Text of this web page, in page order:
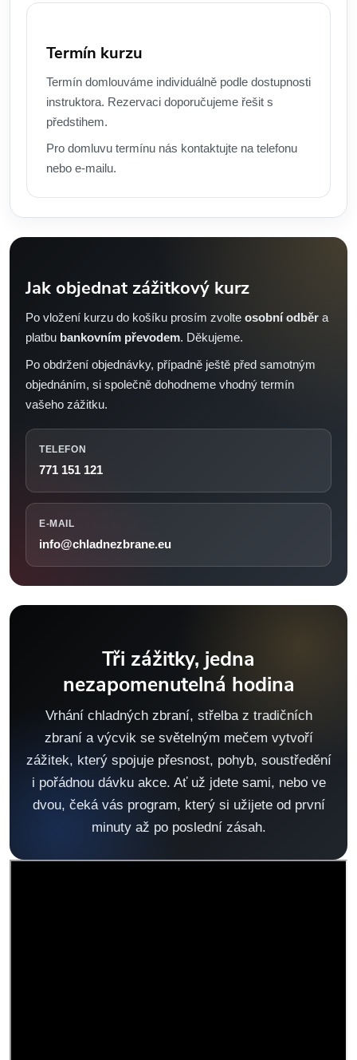
Termín kurzu
Termín domlouváme individuálně podle dostupnosti
instruktora. Rezervaci doporučujeme řešit s
předstihem.
Pro domluvu termínu nás kontaktujte na telefonu
nebo e-mailu.
Jak objednat zážitkový kurz
Po vložení kurzu do košíku prosím zvolte osobní odběr a
platbu bankovním převodem. Děkujeme.
Po obdržení objednávky, případně ještě před samotným
objednáním, si společně dohodneme vhodný termín
vašeho zážitku.
TELEFON
771 151 121
E-MAIL
info@chladnezbrane.eu
Tři zážitky, jedna
nezapomenutelná hodina
Vrhání chladných zbraní, střelba z tradičních
zbraní a výcvik se světelným mečem vytvoří
zážitek, který spojuje přesnost, pohyb, soustředění
i pořádnou dávku akce. Ať už jdete sami, nebo ve
dvou, čeká vás program, který si užijete od první
minuty až po poslední zásah.